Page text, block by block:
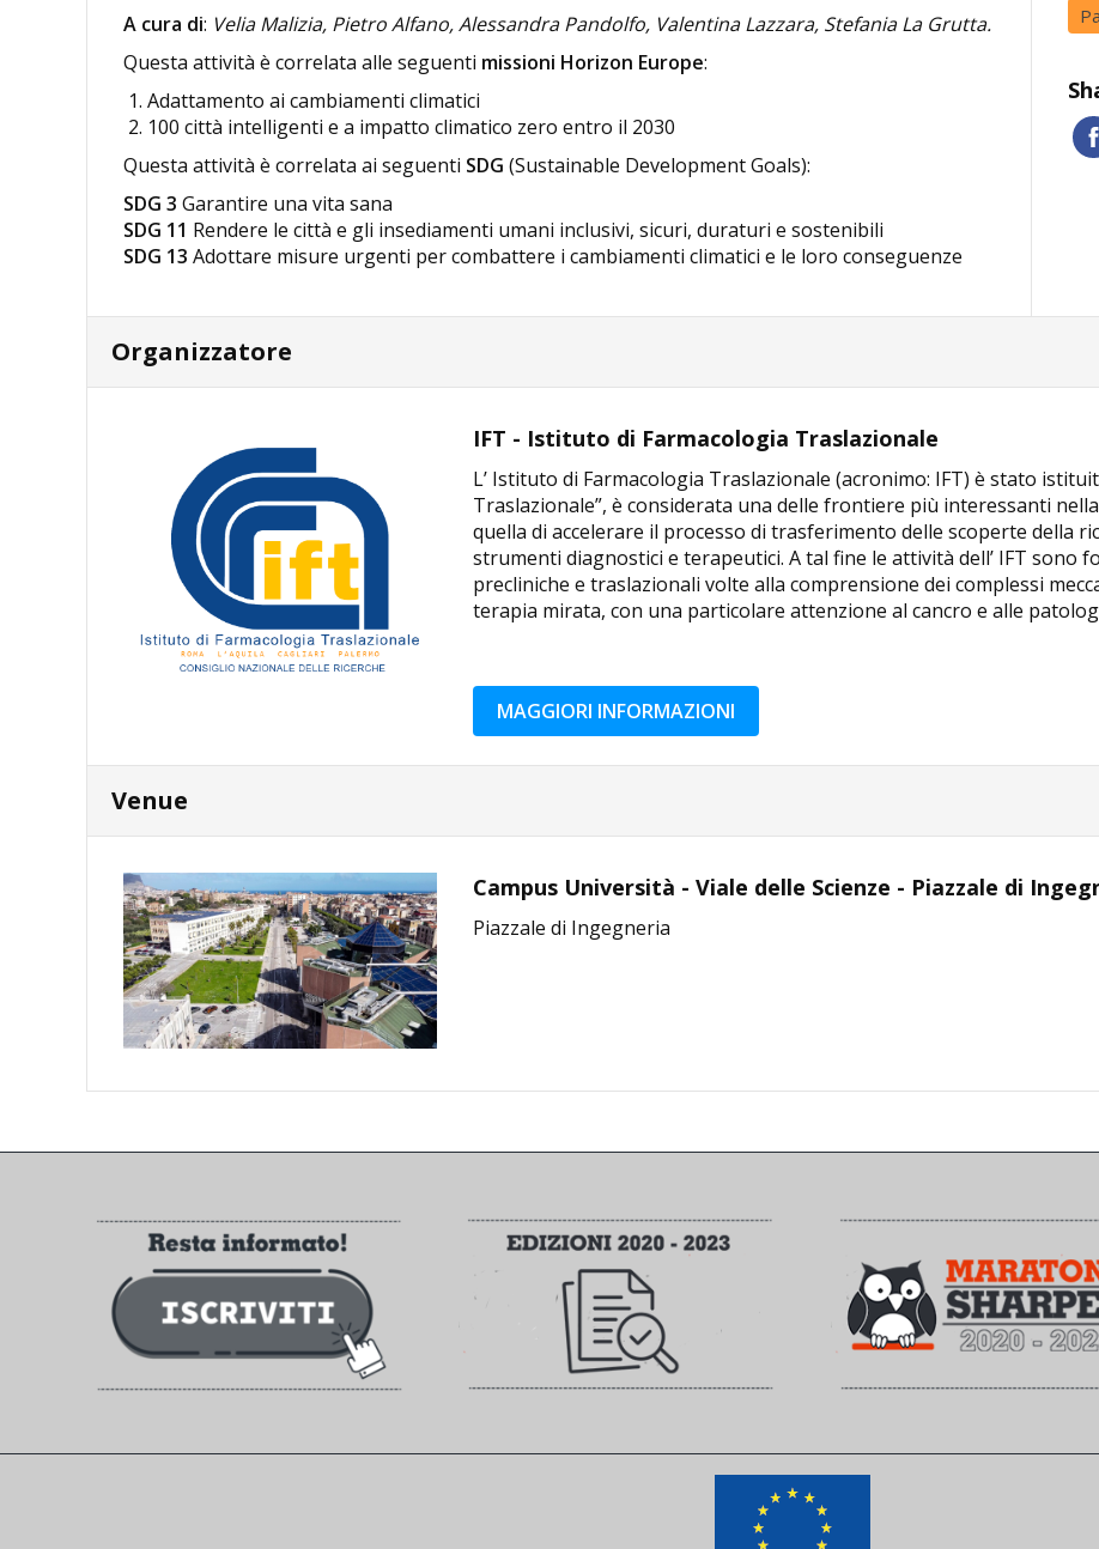
A cura di: Velia Malizia, Pietro Alfano, Alessandra Pandolfo, Valentina Lazzara, Stefania La Grutta.
Questa attività è correlata alle seguenti missioni Horizon Europe:
Adattamento ai cambiamenti climatici
100 città intelligenti e a impatto climatico zero entro il 2030
Questa attività è correlata ai seguenti SDG (Sustainable Development Goals):
SDG 3 Garantire una vita sana
SDG 11 Rendere le città e gli insediamenti umani inclusivi, sicuri, duraturi e sostenibili
SDG 13 Adottare misure urgenti per combattere i cambiamenti climatici e le loro conseguenze
Organizzatore
IFT - Istituto di Farmacologia Traslazionale
L’ Istituto di Farmacologia Traslazionale (acronimo: IFT) è stato
Traslazionale”, è considerata una delle frontiere più interessanti nella
quella di accelerare il processo di trasferimento delle scoperte della
strumenti diagnostici e terapeutici. A tal fine le attività dell’ IFT sono
precliniche e traslazionali volte alla comprensione dei complessi
terapia mirata, con una particolare attenzione al cancro e alle
MAGGIORI INFORMAZIONI
Venue
Campus Università - Viale delle Scienze - Piazzale di
Piazzale di Ingegneria